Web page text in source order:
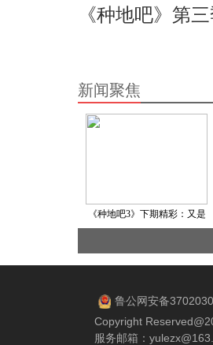
《种地吧》第
新闻聚焦
《种地吧3》下期精彩：又是
后陡门
鲁公网安备
Copyright
服务邮箱：